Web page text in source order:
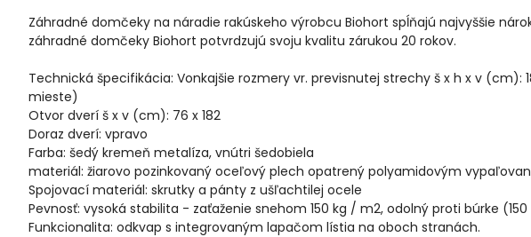
Záhradné domčeky na náradie rakúskeho výrobcu Biohort spĺňajú najvyššie
záhradné domčeky Biohort potvrdzujú svoju kvalitu zárukou 20 rokov.
Technická špecifikácia: Vonkajšie rozmery vr. previsnutej strechy š x h x v (cm):
mieste)
Otvor dverí š x v (cm): 76 x 182
Doraz dverí: vpravo
Farba: šedý kremeň metalíza, vnútri šedobiela
materiál: žiarovo pozinkovaný oceľový plech opatrený polyamidovým
Spojovací materiál: skrutky a pánty z ušľachtilej ocele
Pevnosť: vysoká stabilita - zaťaženie snehom 150 kg / m2, odolný proti búrke
Funkcionalita: odkvap s integrovaným lapačom lístia na oboch stranách.